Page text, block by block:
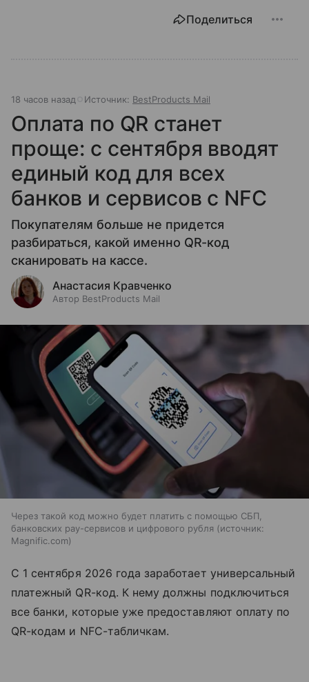
Поделиться
18 часов назад Источник: BestProducts Mail
Оплата по QR станет
проще: с сентября вводят
единый код для всех
банков и сервисов с NFC
Покупателям больше не придется
разбираться, какой именно QR-код
сканировать на кассе.
Анастасия Кравченко
Автор BestProducts Mail
Через такой код можно будет платить с помощью СБП,
банковских pay-сервисов и цифрового рубля
источник:
Magnific.com
С 1 сентября 2026 года заработает универсальный
платежный QR-код. К нему должны подключиться
все банки, которые уже предоставляют оплату по
QR-кодам и NFC-табличкам.